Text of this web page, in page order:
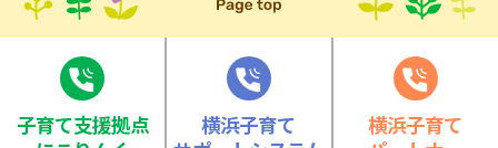
⼦育て⽀援拠点
横浜子育て
横浜子育て